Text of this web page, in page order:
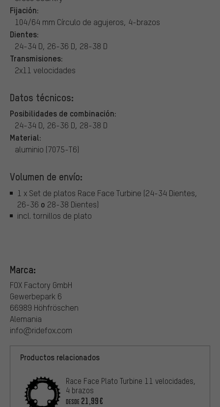
Fijación:
104/64 mm Círculo de agujeros, 4-brazos
Dientes:
24-34 D, 26-36 D, 28-38 D
Transmisiones:
2x11 velocidades
Datos técnicos:
Posibilidades de combinación:
24-34 D, 26-36 D, 28-38 D
Material:
aluminio (7075-T6)
Volumen de envío:
1 x Set de platos Race Face Turbine (24-34 Dientes,
26-36 o 28-38 Dientes)
incl. tornillos de plato
Marca:
FOX Factory GmbH
Gewerbepark 6
66989 Höhfröschen
Alemania
info@ridefox.com
Productos relacionados
Race Face Plato Turbine 11 velocidades,
4 brazos
DESDE 21,99€